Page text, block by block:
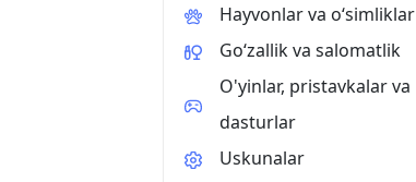
Hayvonlar va o‘simliklar
Go‘zallik va salomatlik
O'yinlar, pristavkalar va
dasturlar
Uskunalar